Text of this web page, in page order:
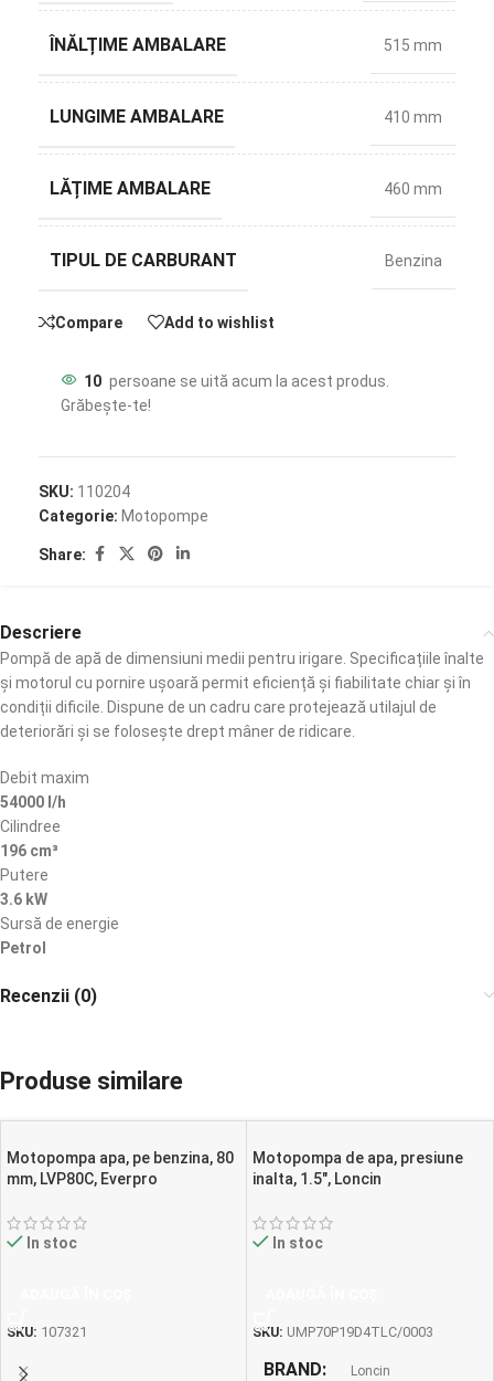
ÎNĂLȚIME AMBALARE 515 mm
LUNGIME AMBALARE 410 mm
LĂȚIME AMBALARE 460 mm
TIPUL DE CARBURANT Benzina
Compare Add to wishlist
10 persoane se uită acum la acest produs.
Grăbește-te!
SKU: 110204
Categorie: Motopompe
Share:
Descriere
Pompă de apă de dimensiuni medii pentru irigare. Specificațiile înalte
și motorul cu pornire ușoară permit eficiență și fiabilitate chiar și în
condiții dificile. Dispune de un cadru care protejează utilajul de
deteriorări și se folosește drept mâner de ridicare.
Debit maxim
54000 l/h
Cilindree
196 cm³
Putere
3.6 kW
Sursă de energie
Petrol
Recenzii (0)
Produse similare
Motopompa apa, pe benzina, 80
mm, LVP80C, Everpro
In stoc
SKU: 107321
Motopompa de apa, presiune
inalta, 1.5″, Loncin
In stoc
SKU: UMP70P19D4TLC/0003
BRAND Loncin